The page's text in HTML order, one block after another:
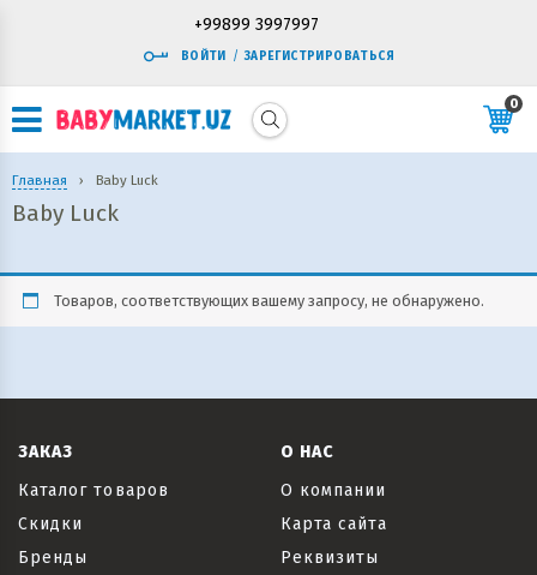
+99899 3997997
ВОЙТИ / ЗАРЕГИСТРИРОВАТЬСЯ
0
Главная › Baby Luck
Baby Luck
Товаров, соответствующих вашему запросу, не обнаружено.
ЗАКАЗ
Каталог товаров
Скидки
Бренды
О НАС
О компании
Карта сайта
Реквизиты